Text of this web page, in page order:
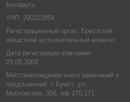
Беларусь
УНП: 290322854
Регистрационный орган: Брестский
областной исполнительный комитет
Дата регистрации компании:
29.08.2003
Местонахождение книги замечаний и
предложений: г. Брест, ул.
Московская, 356, оф.170,171